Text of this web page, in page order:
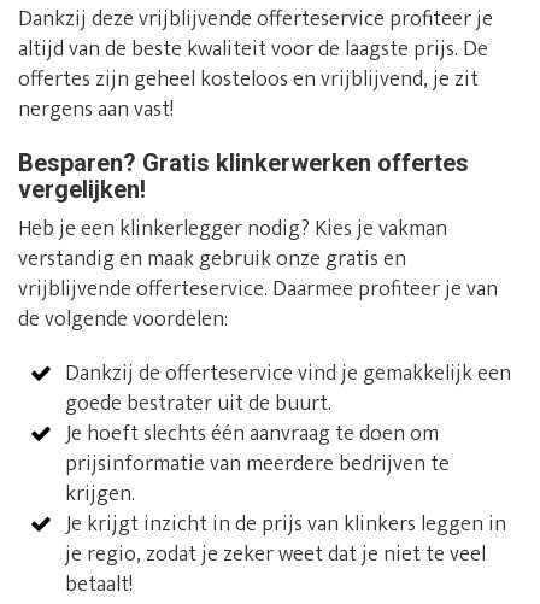
Dankzij deze vrijblijvende offerteservice profiteer je
altijd van de beste kwaliteit voor de laagste prijs. De
offertes zijn geheel kosteloos en vrijblijvend, je zit
nergens aan vast!
Besparen? Gratis klinkerwerken offertes
vergelijken!
Heb je een klinkerlegger nodig? Kies je vakman
verstandig en maak gebruik onze gratis en
vrijblijvende offerteservice. Daarmee profiteer je van
de volgende voordelen:
Dankzij de offerteservice vind je gemakkelijk een
goede bestrater uit de buurt.
Je hoeft slechts één aanvraag te doen om
prijsinformatie van meerdere bedrijven te
krijgen.
Je krijgt inzicht in de prijs van klinkers leggen in
je regio, zodat je zeker weet dat je niet te veel
betaalt!